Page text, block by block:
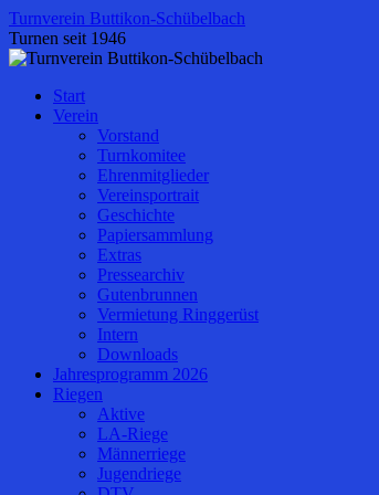
Zum
Inhalt
springen
Turnverein Buttikon-Schübelbach
Turnen seit 1946
Start
Verein
Vorstand
Turnkomitee
Ehrenmitglieder
Vereinsportrait
Geschichte
Papiersammlung
Extras
Pressearchiv
Gutenbrunnen
Vermietung Ringgerüst
Intern
Downloads
Jahresprogramm 2026
Riegen
Aktive
LA-Riege
Männerriege
Jugendriege